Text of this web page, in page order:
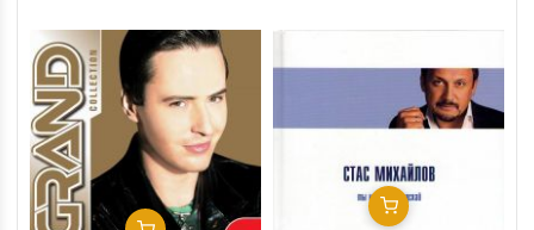
Добавить В Корзину